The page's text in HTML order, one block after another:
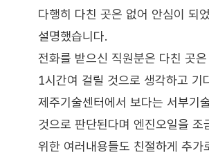
다행히 다친 곳은 없어 안심이 되
설명했습니다.
전화를 받으신 직원분은 다친 곳
1시간여 걸릴 것으로 생각하고
제주기술센터에서 보다는 서부기
것으로 판단된다며 엔진오일을
위한 여러내용들도 친절하게 추